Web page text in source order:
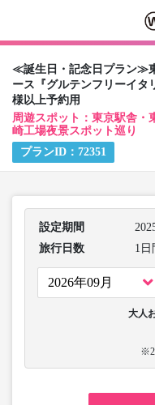
≪誕生日・記念日プラン≫
ース『グルテンフリーイタ
様以上予約用
周遊スポット：東京駅舎・
崎工場夜景スポット巡り
プランID： 72351
設定期間
旅行日数
1日
大人
※2